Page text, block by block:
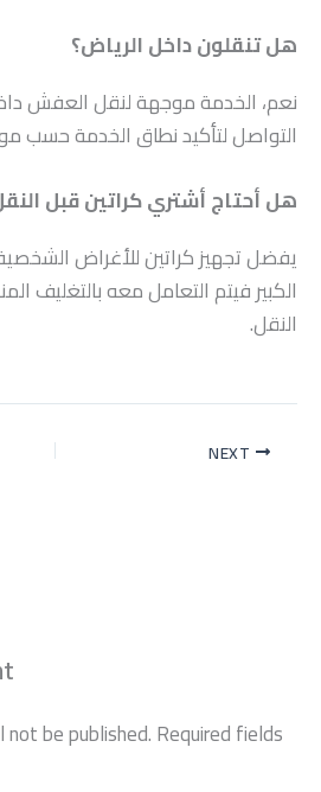
هل تنقلون داخل الرياض؟
نعم، الخدمة موجهة لنقل العفش
التواصل لتأكيد نطاق الخدمة
هل أحتاج أشتري كراتين قبل
يفضل تجهيز كراتين للأغراض
الكبير فيتم التعامل معه بالتغليف
النقل.
NEXT
be published.Required fields